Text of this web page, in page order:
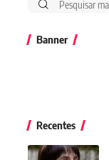
Banner
Recentes